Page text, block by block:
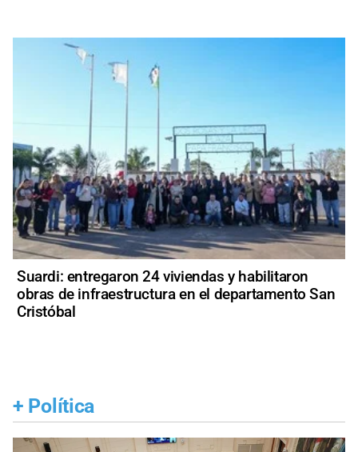
Suardi: entregaron 24 viviendas y habilitaron
obras de infraestructura en el departamento San
Cristóbal
+ Política